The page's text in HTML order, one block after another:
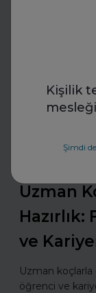
Kişilik
Şimdi
İş
Uzman
ve
Uzman koçlarla
öğrenci ve